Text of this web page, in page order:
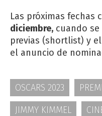
Las próximas fechas
diciembre, cuando
previas (shortlist) y el
el anuncio de
OSCARS 2023
JIMMY KIMMEL